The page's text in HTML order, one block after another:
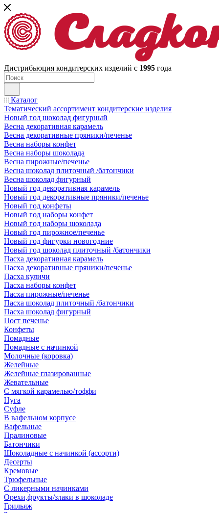
Дистрибьюция кондитерских изделий с 1995 года
Каталог
Тематический ассортимент кондитерские изделия
Новый год шоколад фигурный
Весна декоративная карамель
Весна декоративные пряники/печенье
Весна наборы конфет
Весна наборы шоколада
Весна пирожные/печенье
Весна шоколад плиточный /батончики
Весна шоколад фигурный
Новый год декоративная карамель
Новый год декоративные пряники/печенье
Новый год конфеты
Новый год наборы конфет
Новый год наборы шоколада
Новый год пирожное/печенье
Новый год фигурки новогодние
Новый год шоколад плиточный /батончики
Пасха декоративная карамель
Пасха декоративные пряники/печенье
Пасха куличи
Пасха наборы конфет
Пасха пирожные/печенье
Пасха шоколад плиточный /батончики
Пасха шоколад фигурный
Пост печенье
Конфеты
Помадные
Помадные с начинкой
Молочные (коровка)
Желейные
Желейные глазированные
Жевательные
С мягкой карамелью/тоффи
Нуга
Суфле
В вафельном корпусе
Вафельные
Пралиновые
Батончики
Шоколадные с начинкой (ассорти)
Десерты
Кремовые
Трюфельные
С ликерными начинками
Орехи,фрукты/злаки в шоколаде
Грильяж